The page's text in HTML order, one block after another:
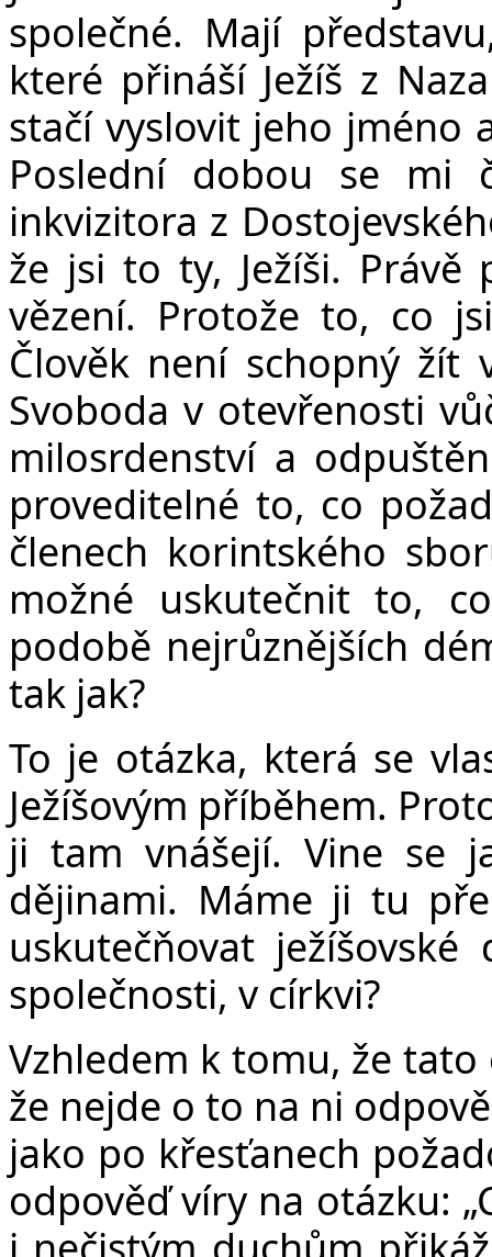
společné. Mají
které přináší Ježíš z
stačí vyslovit jeho jméno
Poslední dobou se mi
inkvizitora z
že jsi to ty, Ježíši.
vězení. Protože to, co
Člověk není schopný žít
Svoboda v otevřenosti
milosrdenství a
proveditelné to, co
členech korintského
možné uskutečnit to,
podobě nejrůznějších
tak jak?
To je otázka, která se
Ježíšovým příběhem.
ji tam vnášejí. Vine se
dějinami. Máme ji tu
uskutečňovat
společnosti, v církvi?
Vzhledem k tomu, že
že nejde o to na ni
jako po křesťanech
odpověď víry na otázku: „